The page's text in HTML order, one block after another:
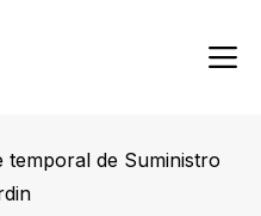
temporal de Suministro